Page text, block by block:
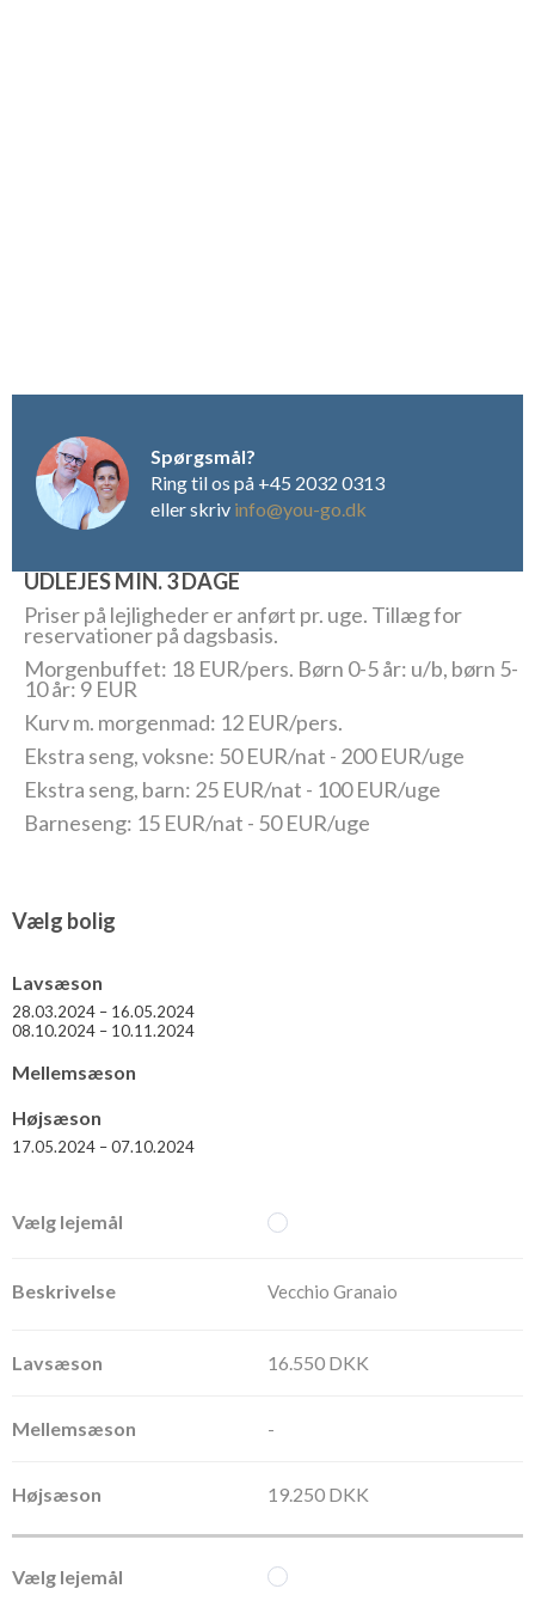
mod betaling deltage i det antal morgenbuffeter man måtte
ønske eller man kan bestille en kurv med
morgenmadsprodukter til de første to dage efter ankomst til
ferieboligen. Ligeledes kan alle gæster spise i den tilhørende,
Alle lejligheder er af en størrelse så man uden at få
pladsproblemer kan tilkøbe ekstra senge.
Der foruden er der en række dobbeltværelser med privat
badeværelser. Der er to forskellige typer, der dog alle har
morgenmad inkluderet i prisen. Ring for nærmere oplysning og
reservation. Værelserne kan lejes på dagsbasis.
Der er fri afbenyttelse af klosterets pool og have samt internet
(både fast internetpoint og trådløst internet i fællesområdet).
Spørgsmål?
Ring til os på +45 2032 0313
eller skriv info@you-go.dk
UDLEJES MIN. 3 DAGE
Priser på lejligheder er anført pr. uge. Tillæg for
reservationer på dagsbasis.
Morgenbuffet: 18 EUR/pers. Børn 0-5 år: u/b, børn 5-
10 år: 9 EUR
Kurv m. morgenmad: 12 EUR/pers.
Ekstra seng, voksne: 50 EUR/nat - 200 EUR/uge
Ekstra seng, barn: 25 EUR/nat - 100 EUR/uge
Barneseng: 15 EUR/nat - 50 EUR/uge
Vælg bolig
Lavsæson
28.03.2024 – 16.05.2024
08.10.2024 – 10.11.2024
Mellemsæson
Højsæson
17.05.2024 – 07.10.2024
Vecchio Granaio
16.550 DKK
-
19.250 DKK